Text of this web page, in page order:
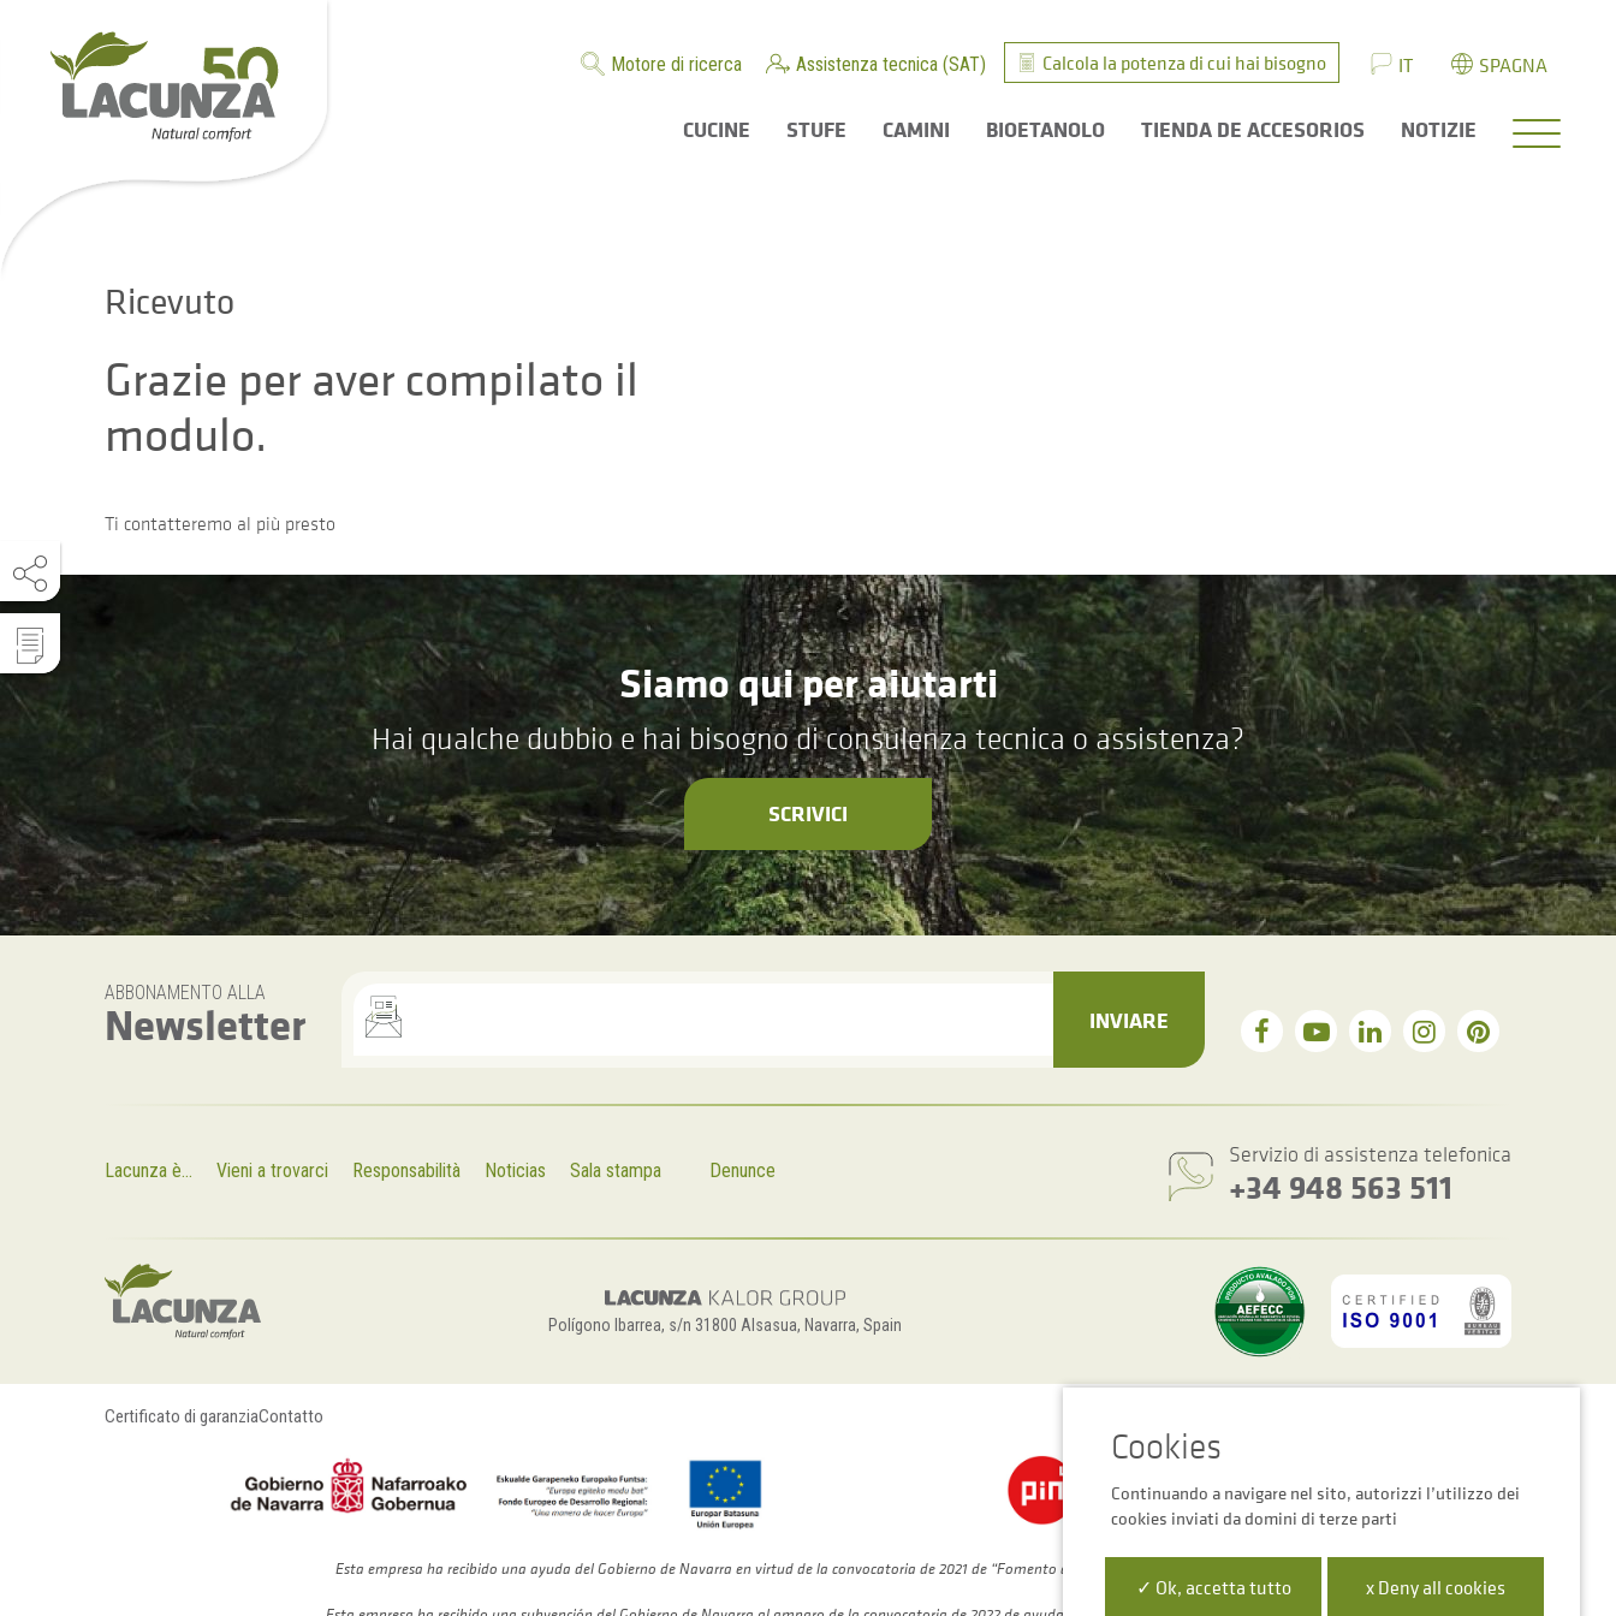
Motore di ricerca Assistenza tecnica (SAT) Calcola la potenza di cui hai bisogno IT SPAGNA
CUCINE STUFE CAMINI BIOETANOLO TIENDA DE ACCESORIOS NOTIZIE
Ricevuto
Grazie per aver compilato il
modulo.
Ti contatteremo al più presto
Siamo qui per aiutarti
Hai qualche dubbio e hai bisogno di consulenza tecnica o assistenza?
SCRIVICI
ABBONAMENTO ALLA
Newsletter INVIARE
Lacunza è... Vieni a trovarci Responsabilità Noticias Sala stampa Denunce
Servizio di assistenza telefonica
+34 948 563 511
Polígono Ibarrea, s/n 31800 Alsasua, Navarra, Spain
Certificato di garanziaContatto
Esta empresa ha recibido una ayuda del Gobierno de Navarra en virtud de la convocatoria de 2021 de “Fomento de la Empresa Digital de Navarra”
Continuando a navigare nel sito, autorizzi l’utilizzo dei
cookies inviati da domini di terze parti
✓ Ok, accetta tutto x Deny all cookies